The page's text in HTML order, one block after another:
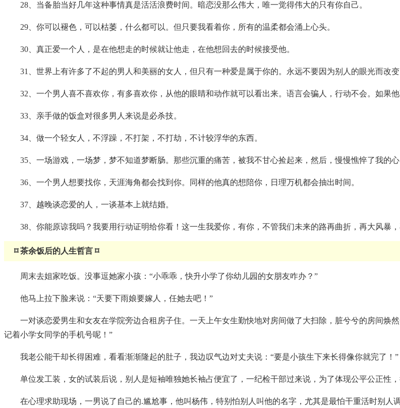
28、当备胎当好几年这种事情真是活活浪费时间。暗恋没那么伟大，唯一觉得伟大的只有你自己。
29、你可以褪色，可以枯萎，什么都可以。但只要我看着你，所有的温柔都会涌上心头。
30、真正爱一个人，是在他想走的时候就让他走，在他想回去的时候接受他。
31、世界上有许多了不起的男人和美丽的女人，但只有一种爱是属于你的。永远不要因为别人的眼光而改
32、一个男人喜不喜欢你，有多喜欢你，从他的眼睛和动作就可以看出来。语言会骗人，行动不会。如果
33、亲手做的饭盒对很多男人来说是必杀技。
34、做一个轻女人，不浮躁，不打架，不打劫，不计较浮华的东西。
35、一场游戏，一场梦，梦不知道梦断肠。那些沉重的痛苦，被我不甘心捡起来，然后，慢慢憔悴了我的心
36、一个男人想要找你，天涯海角都会找到你。同样的他真的想陪你，日理万机都会抽出时间。
37、越晚谈恋爱的人，一谈基本上就结婚。
38、你能原谅我吗？我要用行动证明给你看！这一生我爱你，有你，不管我们未来的路再曲折，再大风暴
⌑ 茶余饭后的人生哲言 ⌑
周末去姐家吃饭。没事逗她家小孩：“小乖乖，快升小学了你幼儿园的女朋友咋办？”
他马上拉下脸来说：“天要下雨娘要嫁人，任她去吧！”
一对谈恋爱男生和女友在学院旁边合租房子住。一天上午女生勤快地对房间做了大扫除，脏兮兮的房间焕
记着小学女同学的手机号呢！”
我老公能干却长得困难，看看渐渐隆起的肚子，我边叹气边对丈夫说：“要是小孩生下来长得像你就完了
单位发工装，女的试装后说，别人是短袖唯独她长袖占便宜了，一纪检干部过来说，为了体现公平公正性，
在心理求助现场，一男说了自己的.尴尬事，他叫杨伟，特别怕别人叫他的名字，尤其是最怕干重活时别